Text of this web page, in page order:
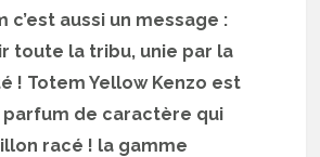
c’est aussi un message :
toute la tribu, unie par la
! Totem Yellow Kenzo est
parfum de caractère qui
racé ! la gamme